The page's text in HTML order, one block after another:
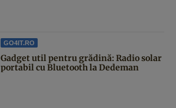
GO4IT.RO
Gadget util pentru grădină: Radio solar
portabil cu Bluetooth la Dedeman